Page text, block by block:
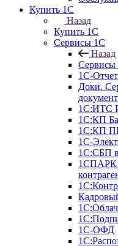
Купить 1С
Назад
Купить 1С
Сервисы 1С
Назад
Сервисы
1С-
Доки.
1С:ИТС
1С:КП
1С:КП
1С-
1С:СБП
1СПАРК
1С-ОФД